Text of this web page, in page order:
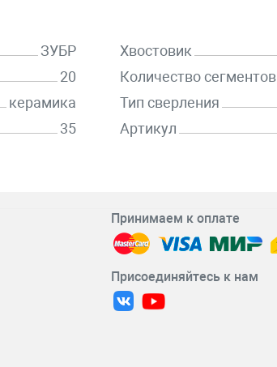
ЗУБР
20
керамика
35
Хвостовик
Количество сегментов
Тип сверления
Артикул
Принимаем к оплате
Присоединяйтесь к нам